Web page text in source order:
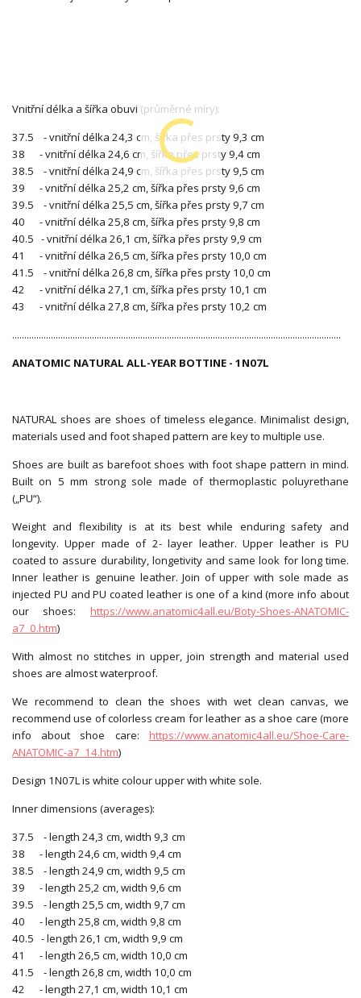
Vnitřní délka a šířka obuvi (průměrné míry):
37.5 - vnitřní délka 24,3 cm, šířka přes prsty 9,3 cm
38 - vnitřní délka 24,6 cm, šířka přes prsty 9,4 cm
38.5 - vnitřní délka 24,9 cm, šířka přes prsty 9,5 cm
39 - vnitřní délka 25,2 cm, šířka přes prsty 9,6 cm
39.5 - vnitřní délka 25,5 cm, šířka přes prsty 9,7 cm
40 - vnitřní délka 25,8 cm, šířka přes prsty 9,8 cm
40.5 - vnitřní délka 26,1 cm, šířka přes prsty 9,9 cm
41 - vnitřní délka 26,5 cm, šířka přes prsty 10,0 cm
41.5 - vnitřní délka 26,8 cm, šířka přes prsty 10,0 cm
42 - vnitřní délka 27,1 cm, šířka přes prsty 10,1 cm
43 - vnitřní délka 27,8 cm, šířka přes prsty 10,2 cm
........................................................................................................................................
ANATOMIC NATURAL ALL-YEAR BOTTINE - 1N07L
NATURAL shoes are shoes of timeless elegance. Minimalist design,
materials used and foot shaped pattern are key to multiple use.
Shoes are built as barefoot shoes with foot shape pattern in mind.
Built on 5 mm strong sole made of thermoplastic poluyrethane
(„PU“).
Weight and flexibility is at its best while enduring safety and
longevity. Upper made of 2- layer leather. Upper leather is PU
coated to assure durability, longetivity and same look for long time.
Inner leather is genuine leather. Join of upper with sole made as
injected PU and PU coated leather is one of a kind (more info about
our shoes: https://www.anatomic4all.eu/Boty-Shoes-ANATOMIC-
a7_0.htm)
With almost no stitches in upper, join strength and material used
shoes are almost waterproof.
We recommend to clean the shoes with wet clean canvas, we
recommend use of colorless cream for leather as a shoe care (more
info about shoe care: https://www.anatomic4all.eu/Shoe-Care-
ANATOMIC-a7_14.htm)
Design 1N07L is white colour upper with white sole.
Inner dimensions (averages):
37.5 - length 24,3 cm, width 9,3 cm
38 - length 24,6 cm, width 9,4 cm
38.5 - length 24,9 cm, width 9,5 cm
39 - length 25,2 cm, width 9,6 cm
39.5 - length 25,5 cm, width 9,7 cm
40 - length 25,8 cm, width 9,8 cm
40.5 - length 26,1 cm, width 9,9 cm
41 - length 26,5 cm, width 10,0 cm
41.5 - length 26,8 cm, width 10,0 cm
42 - length 27,1 cm, width 10,1 cm